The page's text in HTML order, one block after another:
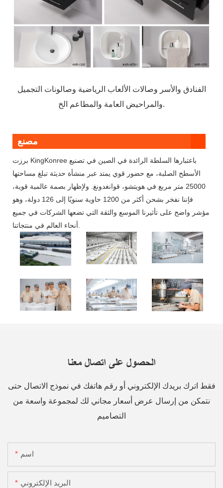
الفنادق والأسر وصالات الألعاب الرياضية وصالونات التجميل
والمراحيض العامة والمطاعم الخ.
مصنع
برزت KingKonree باعتبارها السلطة الرائدة في الصين في تصنيع
الأسطح الصلبة، مع حضور قوي يمتد عبر منشأة حديثة تبلغ مساحتها
25000 متر مربع في هويتشو، قوانغدونغ. ولإظهار بصمة عالمية قوية،
فإننا نفخر بشحن أكثر من 1200 حاوية سنويًا إلى 126 دولة، وهو
مؤشر واضح على تأثيرنا الموسع والثقة التي تضعها الشركات في جميع
الحصول على اتصال معنا
فقط اترك بريدك الإلكتروني أو رقم هاتفك في نموذج الاتصال حتى
نتمكن من إرسال عرض أسعار مجاني لك لمجموعة واسعة من
التصاميم
اسم
البريد الإلكتروني